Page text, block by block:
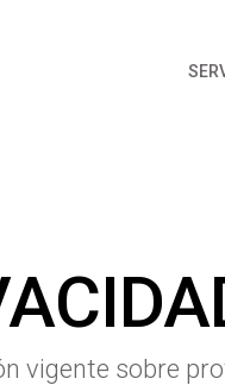
vigente sobre